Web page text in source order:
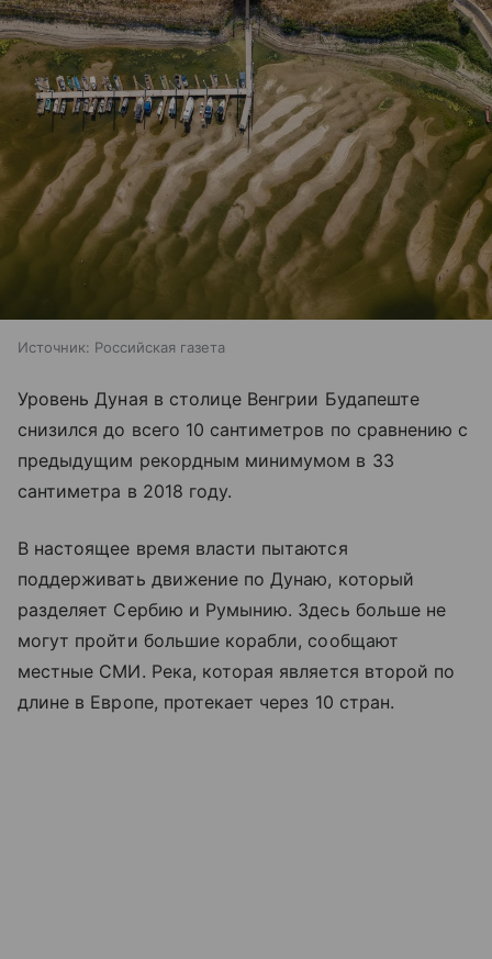
Источник: Российская газета
Уровень Дуная в столице Венгрии Будапеште
снизился до всего 10 сантиметров по сравнению с
предыдущим рекордным минимумом в 33
сантиметра в 2018 году.
В настоящее время власти пытаются
поддерживать движение по Дунаю, который
разделяет Сербию и Румынию. Здесь больше не
могут пройти большие корабли, сообщают
местные СМИ. Река, которая является второй по
длине в Европе, протекает через 10 стран.